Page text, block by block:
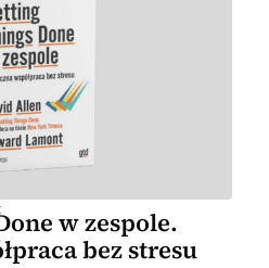
w zespole.
bez stresu